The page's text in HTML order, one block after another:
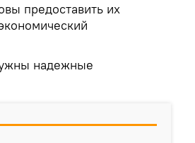
предоставить их
надежные